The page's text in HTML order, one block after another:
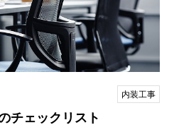
内装工事
チェックリスト